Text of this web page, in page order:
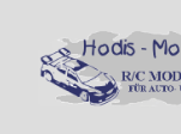
Zur
Navigation
springen
Zum
Inhalt
springen